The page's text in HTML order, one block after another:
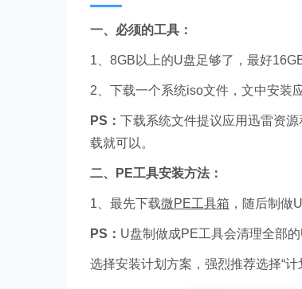
一、必须的工具：
1、8GB以上的U盘足够了，最好
2、下载一个系统iso文件，文中安装
PS： 下载系统文件提议应用迅雷资
载就可以。
二、PE工具安装方法：
1、最先下载微PE工具箱 ，随后制做
PS： U盘制做成PE工具会清理全部的
选择安装计划方案，强烈推荐选择“计